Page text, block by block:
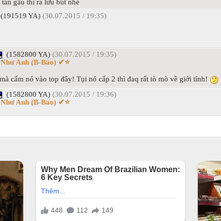
gẫu thì ra lưu bút nhé
YA) (30.07.2015 / 19:35)
(1582800 YA) (30.07.2015 / 19:35)
Anh (B-Bảo) ✔⭐
cấm nó vào top đây! Tụi nó cấp 2 thì đaq rất tò mò về giới tính!
(1582800 YA) (30.07.2015 / 19:36)
Anh (B-Bảo) ✔⭐